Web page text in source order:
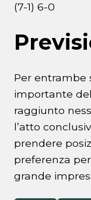
(7-1) 6-0
Per entrambe
importante
raggiunto
l’atto
prendere
preferenza
grande